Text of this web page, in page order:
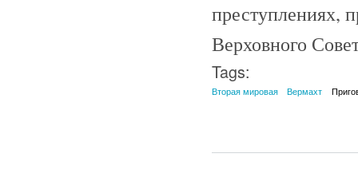
преступлениях,
Верховного
Tags:
Вторая мировая Вермахт